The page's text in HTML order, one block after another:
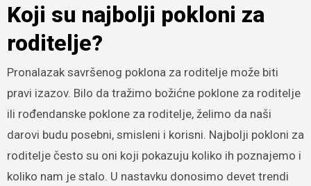
Koji su najbolji pokloni za
roditelje?
Pronalazak savršenog poklona za roditelje može biti
pravi izazov. Bilo da tražimo božićne poklone za roditelje
ili rođendanske poklone za roditelje, želimo da naši
darovi budu posebni, smisleni i korisni. Najbolji pokloni za
roditelje često su oni koji pokazuju koliko ih poznajemo i
koliko nam je stalo. U nastavku donosimo devet trendi